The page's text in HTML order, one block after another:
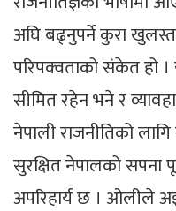
अघि बढ्नुपर्ने कुरा
परिपक्वताको संकेत हो ।
सीमित रहेन भने र
नेपाली राजनीतिको
सुरक्षित नेपालको सपना
अपरिहार्य छ । ओलीले